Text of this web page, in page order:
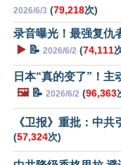
2026/6/3 (79,218次)
录音曝光！最强复仇
▶️ 📝 2026/6/2 (74,111
日本“真的变了”！主
🖼️📝 2026/6/2 (96,363
《卫报》重批：中
(57,324次)